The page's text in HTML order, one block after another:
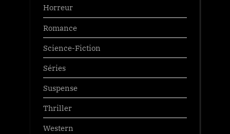
Horreur
Romance
Science-Fiction
Séries
Suspense
Thriller
Western